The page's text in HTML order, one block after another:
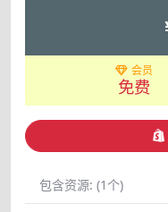
会员
免费
包含资源: (1个)